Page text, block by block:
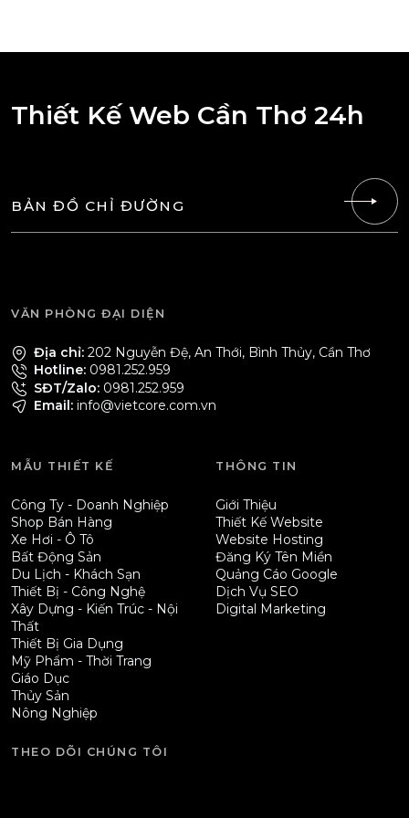
Thiết Kế Web Cần Thơ 24h
BẢN ĐỒ CHỈ ĐƯỜNG
VĂN PHÒNG ĐẠI DIỆN
Địa chỉ: 202 Nguyễn Đệ, An Thới, Bình Thủy, Cần Thơ
Hotline: 0981.252.959
SĐT/Zalo: 0981.252.959
Email: info@vietcore.com.vn
MẪU THIẾT KẾ
Công Ty - Doanh Nghiệp
Shop Bán Hàng
Xe Hơi - Ô Tô
Bất Động Sản
Du Lịch - Khách Sạn
Thiết Bị - Công Nghệ
Xây Dựng - Kiến Trúc - Nội
Thất
Thiết Bị Gia Dụng
Mỹ Phẩm - Thời Trang
Giáo Dục
Thủy Sản
Nông Nghiệp
THÔNG TIN
Giới Thiệu
Thiết Kế Website
Website Hosting
Đăng Ký Tên Miền
Quảng Cáo Google
Dịch Vụ SEO
Digital Marketing
THEO DÕI CHÚNG TÔI